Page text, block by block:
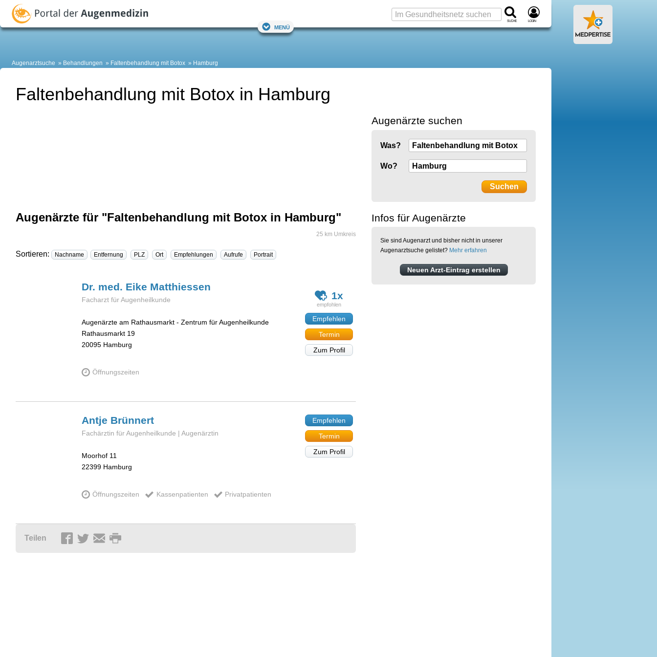
Suche Login
Menü
Augenarztsuche Behandlungen Faltenbehandlung mit Botox Hamburg
Faltenbehandlung mit Botox in Hamburg
Augenärzte für "Faltenbehandlung mit Botox in Hamburg"
25 km Umkreis
Sortieren: Nachname Entfernung PLZ Ort Empfehlungen Aufrufe Portrait
Dr. med. Eike Matthiessen
Facharzt für Augenheilkunde
Augenärzte am Rathausmarkt - Zentrum für Augenheilkunde
Rathausmarkt 19
20095 Hamburg
Öffnungszeiten
1x
Empfehlen
Termin
Zum Profil
Antje Brünnert
Fachärztin für Augenheilkunde | Augenärztin
Moorhof 11
22399 Hamburg
Öffnungszeiten Kassenpatienten Privatpatienten
Empfehlen
Termin
Zum Profil
Teilen
Augenärzte suchen
Was?
Wo?
Infos für Augenärzte
Sie sind Augenarzt und bisher nicht in unserer
Augenarztsuche gelistet? Mehr erfahren
Neuen Arzt-Eintrag erstellen